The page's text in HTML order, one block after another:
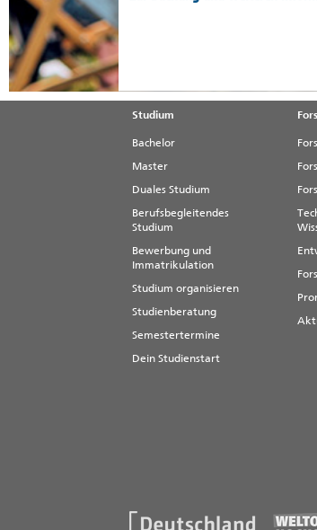
Studium
Bachelor
Master
Duales Studium
Berufsbegleitendes
Studium
Bewerbung und
Immatrikulation
Studium organisieren
Studienberatung
Semestertermine
Dein Studienstart